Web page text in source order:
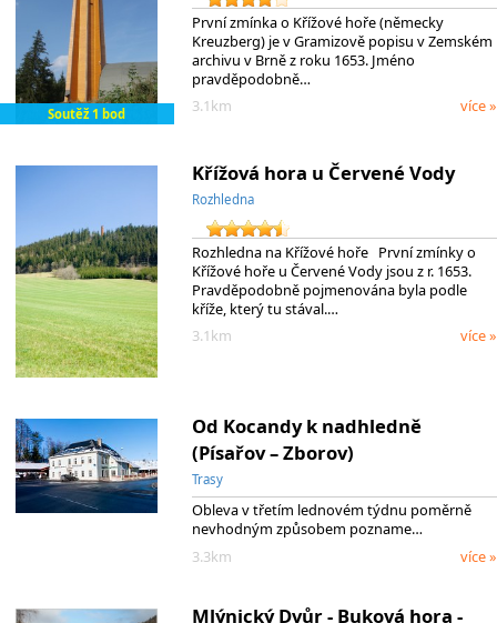
Soutěž 1 bod
První zmínka o Křížové hoře (německy
Kreuzberg) je v Gramizově popisu v Zemském
archivu v Brně z roku 1653. Jméno
pravděpodobně…
3.1km
více »
Křížová hora u Červené Vody
Rozhledna
Rozhledna na Křížové hoře První zmínky o
Křížové hoře u Červené Vody jsou z r. 1653.
Pravděpodobně pojmenována byla podle
kříže, který tu stával.…
3.1km
více »
Od Kocandy k nadhledně
(Písařov – Zborov)
Trasy
Obleva v třetím lednovém týdnu poměrně
nevhodným způsobem pozname…
3.3km
více »
Mlýnický Dvůr - Buková hora -